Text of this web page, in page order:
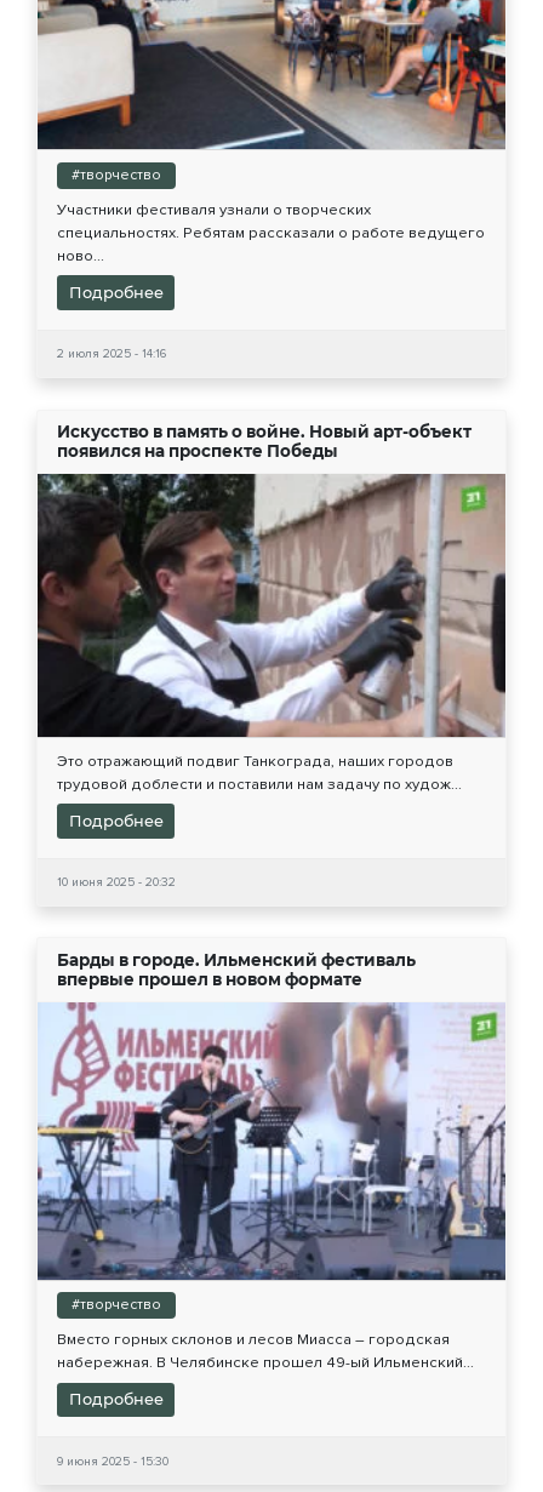
#творчество
Участники фестиваля узнали о творческих
специальностях. Ребятам рассказали о работе ведущего
ново...
Подробнее
2 июля 2025 - 14:16
Искусство в память о войне. Новый арт-объект
появился на проспекте Победы
Это отражающий подвиг Танкограда, наших городов
трудовой доблести и поставили нам задачу по худож...
Подробнее
10 июня 2025 - 20:32
Барды в городе. Ильменский фестиваль
впервые прошел в новом формате
#творчество
Вместо горных склонов и лесов Миасса – городская
набережная. В Челябинске прошел 49-ый Ильменский...
Подробнее
9 июня 2025 - 15:30